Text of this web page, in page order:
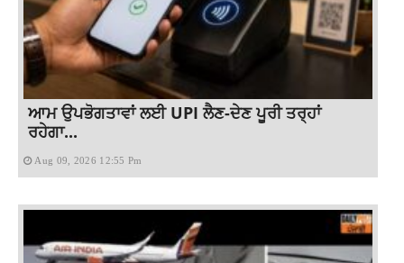
ਆਮ ਉਪਭੋਗਤਾਵਾਂ ਲਈ UPI ਲੈਣ-ਦੇਣ ਪੂਰੀ ਤਰ੍ਹਾਂ
ਰਹੇਗਾ...
Aug 09, 2026 12:55 Pm